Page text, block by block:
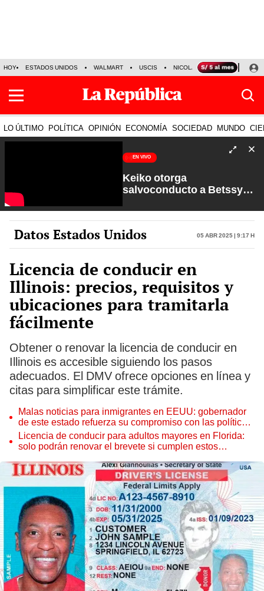
HOY ESTADOS UNIDOS WALMART USCIS NICOLÁS MADURO P-8
LO ÚLTIMO POLÍTICA OPINIÓN ECONOMÍA SOCIEDAD MUNDO
EN VIVO
Keiko otorga
salvoconducto a Betssy
Petroperú | Sin Guion con
Rosa María Palacios
Datos Estados Unidos 05 Abr 2025 | 9:17 h
Licencia de conducir en
Illinois: precios, requisitos y
ubicaciones para tramitarla
fácilmente
Obtener o renovar la licencia de conducir en
Illinois es accesible siguiendo los pasos
adecuados. El DMV ofrece opciones en línea y
citas para simplificar este trámite.
Malas noticias para inmigrantes en EEUU: gobernador
de este estado refuerza su compromiso con las políticas
de inmigración de Trump
Licencia de conducir para adultos mayores en Florida:
solo podrán renovar el brevete si cumplen estos